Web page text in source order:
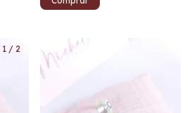
1 / 2